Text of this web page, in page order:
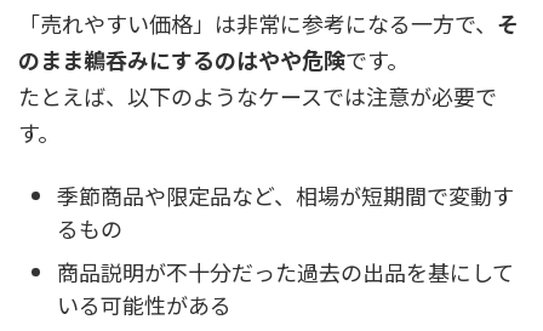
「売れやすい価格」は非常に参考になる一方で、 そ
のまま鵜呑みにするのはやや危険です。
たとえば、以下のようなケースでは注意が必要で
す。
季節商品や限定品など、相場が短期間で変動す
るもの
商品説明が不十分だった過去の出品を基にして
いる可能性がある